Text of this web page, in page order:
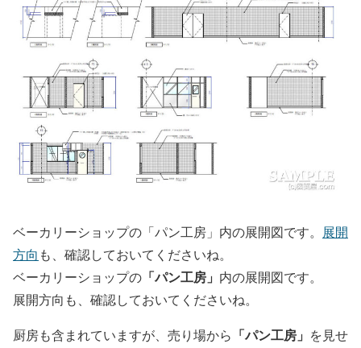
ベーカリーショップの「パン工房」内の展開図です。 展開
方向 も、確認しておいてくださいね。
ベーカリーショップの 「パン工房」 内の展開図です。
展開方向も、確認しておいてくださいね。
厨房も含まれていますが、売り場から 「パン工房」 を見せ